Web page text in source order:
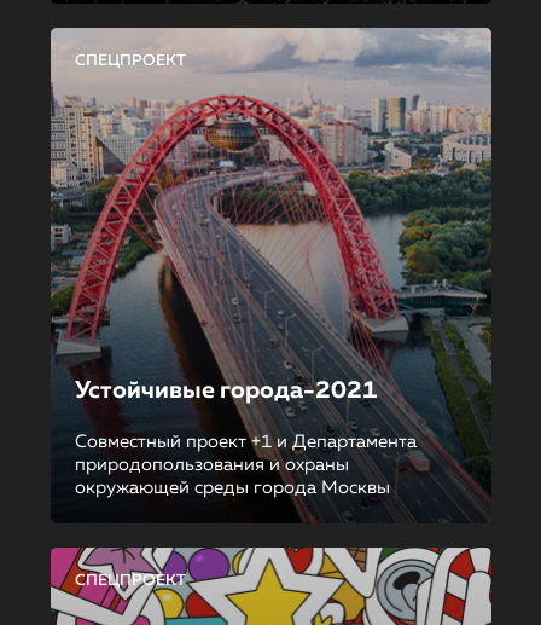
СПЕЦПРОЕКТ
Устойчивые города-2021
Совместный проект +1 и Департамента
природопользования и охраны
окружающей среды города Москвы
СПЕЦПРОЕКТ